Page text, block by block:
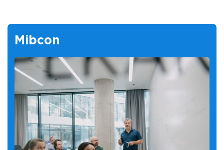
Mibcon